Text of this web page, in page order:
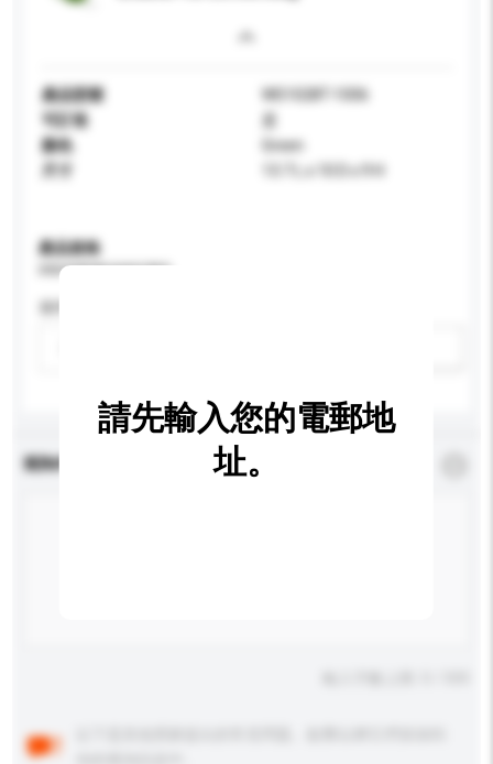
產品型號
WS1028T-1006
可訂造
是
顏色
Green
產品規格
請提供您對產品的特定要求。
查詢內容
請先輸入您的電郵地
址。